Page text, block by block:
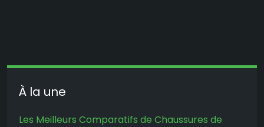
À la une
Les Meilleurs Comparatifs de Chaussures de